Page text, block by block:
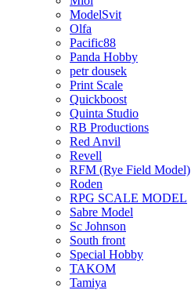
ModelSvit
Olfa
Pacific88
Panda Hobby
petr dousek
Print Scale
Quickboost
Quinta Studio
RB Productions
Red Anvil
Revell
RFM (Rye Field Model)
Roden
RPG SCALE MODEL
Sabre Model
Sc Johnson
South front
Special Hobby
TAKOM
Tamiya